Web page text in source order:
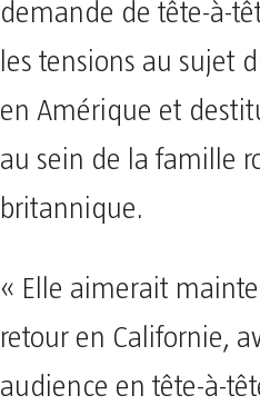
demande de tête-à-
les tensions au sujet
en Amérique et
au sein de la famille
britannique.
« Elle aimerait
retour en Californie,
audience en tête-à-